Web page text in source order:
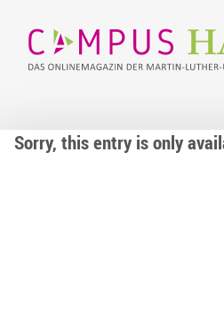
Sorry, this entry is only